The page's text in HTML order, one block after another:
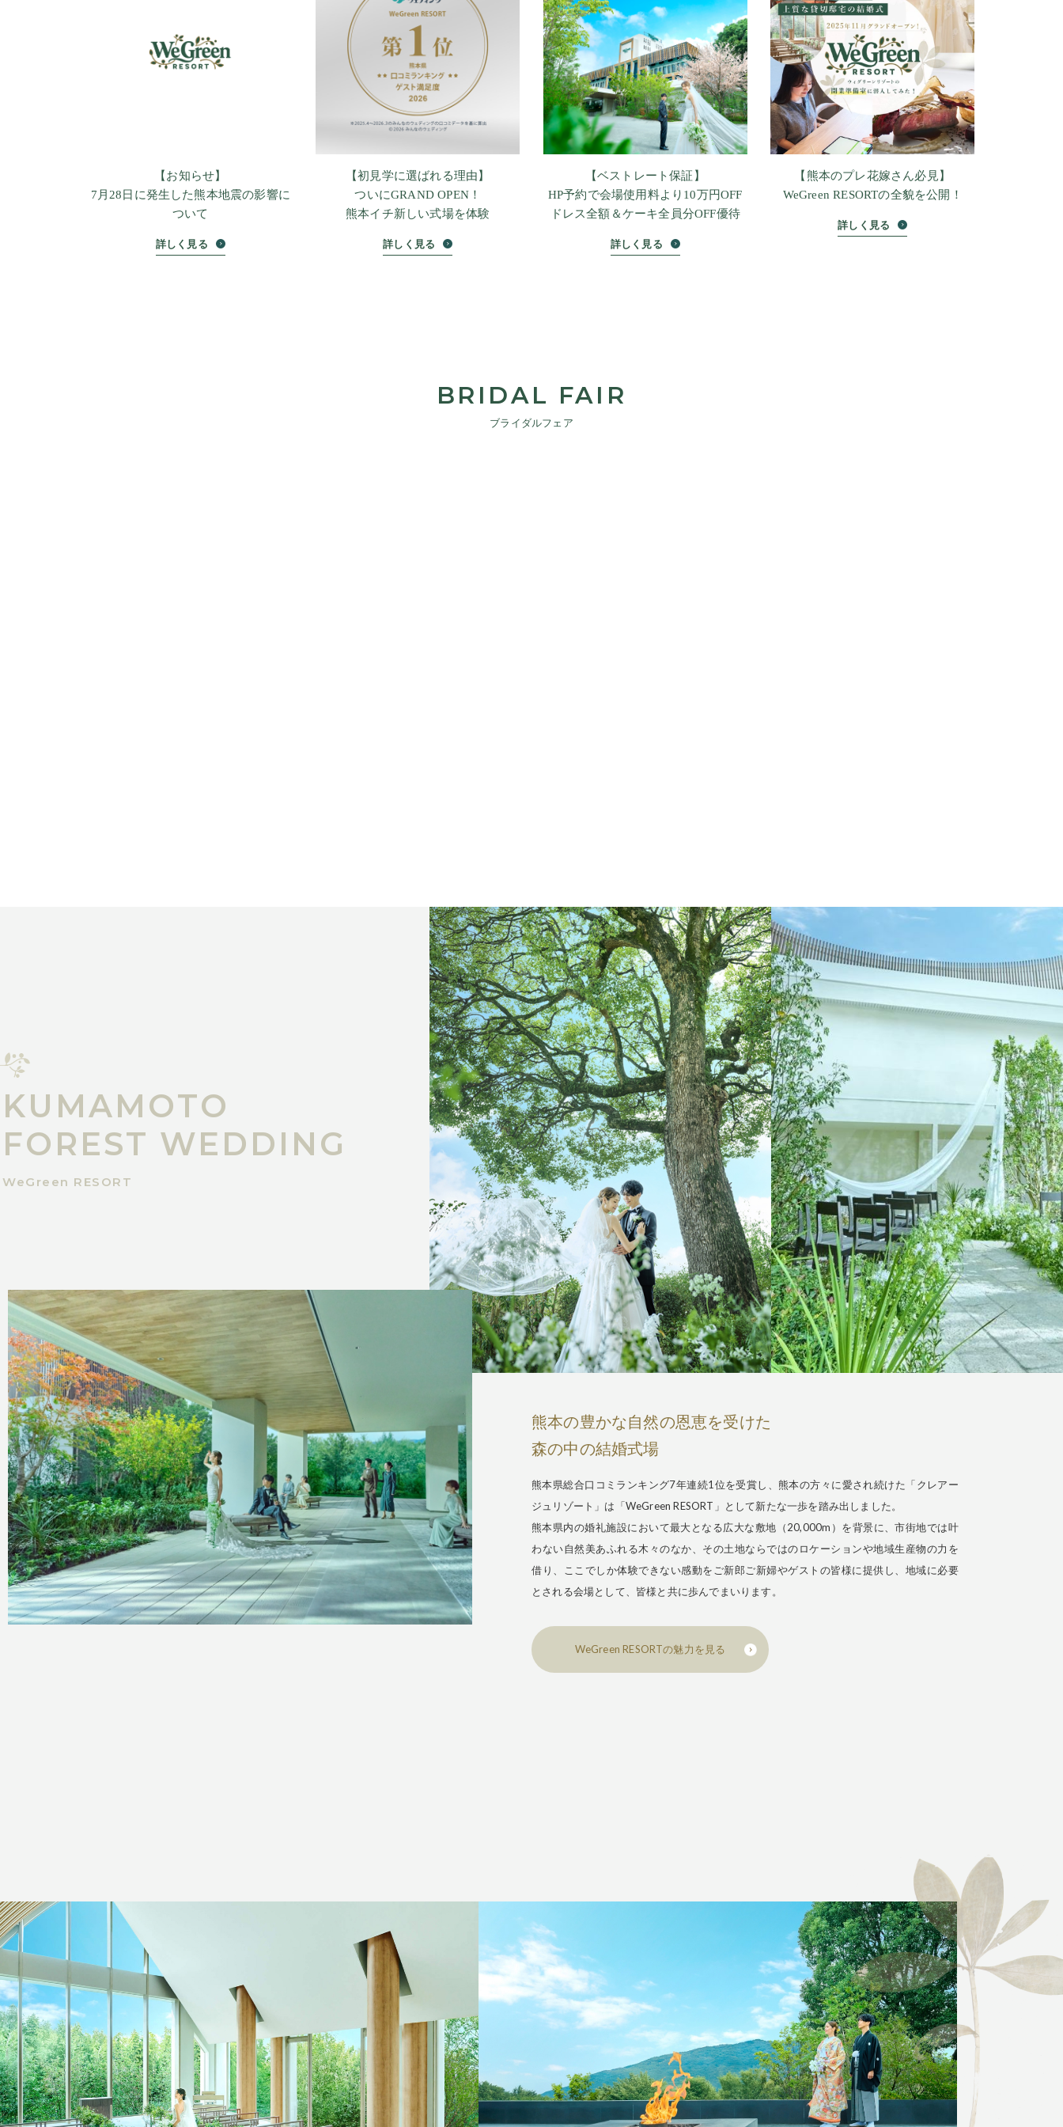
【お知らせ】
7月28日に発生した熊本地震の影響に
ついて
詳しく見る
【初見学に選ばれる理由】
ついにGRAND OPEN！
熊本イチ新しい式場を体験
詳しく見る
【ベストレート保証】
HP予約で会場使用料より10万円OFF
ドレス全額＆ケーキ全員分OFF優待
詳しく見る
【熊本のプレ花嫁さん必見】
WeGreen RESORTの全貌を公開！
詳しく見る
BRIDAL FAIR
ブライダルフェア
KUMAMOTO
FOREST WEDDING
WeGreen RESORT
熊本の豊かな自然の恩恵を受けた
森の中の結婚式場
熊本県総合口コミランキング7年連続1位を受賞し、熊本の方々に愛され続けた「クレアー
ジュリゾート」は「WeGreen RESORT」として新たな一歩を踏み出しました。
熊本県内の婚礼施設において最大となる広大な敷地（20,000m）を背景に、市街地では叶
わない自然美あふれる木々のなか、その土地ならではのロケーションや地域生産物の力を
借り、ここでしか体験できない感動をご新郎ご新婦やゲストの皆様に提供し、地域に必要
とされる会場として、皆様と共に歩んでまいります。
WeGreen RESORTの魅力を見る